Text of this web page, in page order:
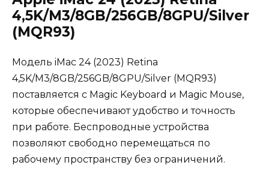
4,5K/M3/8GB/256GB/8GPU/Silver
(MQR93)
Модель iMac 24 (2023) Retina
4,5K/M3/8GB/256GB/8GPU/Silver (MQR93)
поставляется с Magic Keyboard и Magic Mouse,
которые обеспечивают удобство и точность
при работе. Беспроводные устройства
позволяют свободно перемещаться по
рабочему пространству без ограничений.